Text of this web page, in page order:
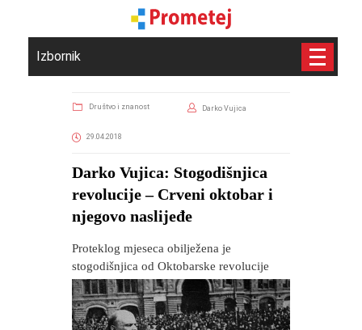
Izbornik
Društvo i znanost Darko Vujica
29.04.2018
Darko Vujica: Stogodišnjica
revolucije – Crveni oktobar i
njegovo naslijeđe
Proteklog mjeseca obilježena je
stogodišnjica od Oktobarske revolucije